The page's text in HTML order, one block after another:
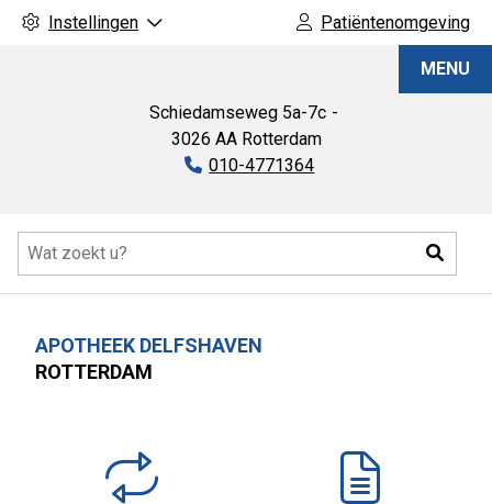
Instellingen Patiëntenomgeving
Schiedamseweg 5a-7c
3026 AA Rotterdam
Tel:
010-4771364
MENU
APOTHEEK DELFSHAVEN
ROTTERDAM